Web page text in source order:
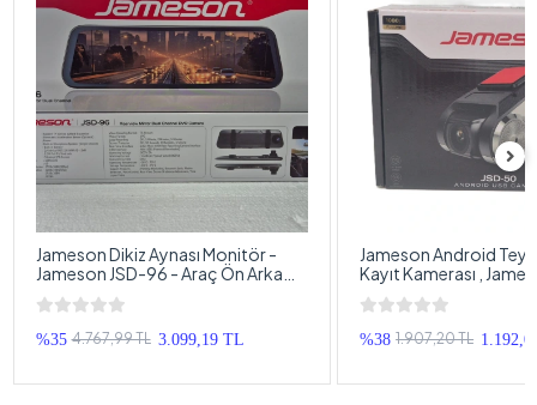
Jameson Dikiz Aynası Monitör -
Jameson JSD-96 - Araç Ön Arka
Kamera Kayıt , Park Kameralı Full
HD Kameralı Ekran
%35 4.767,99 TL 3.099,19 TL
Jameson Android
Kayıt Kamerası ,
Araç Yol Kayıt
Multimedya Araç Kayıt
%38 1.907,20 TL